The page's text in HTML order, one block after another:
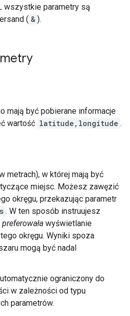
wszystkie parametry są
( & ).
mają być pobierane informacje
wartość latitude,longitude .
metrach), w której mają być
miejsc. Możesz zawęzić
okręgu, przekazując parametr
. W ten sposób instruujesz
preferowała wyświetlanie
okręgu. Wyniki spoza
mogą być nadal
ograniczony do
w zależności od typu
parametrów.